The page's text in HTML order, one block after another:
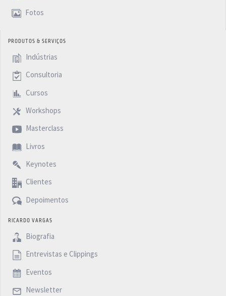
Fotos
PRODUTOS & SERVIÇOS
Indústrias
Consultoria
Cursos
Workshops
Masterclass
Livros
Keynotes
Clientes
Depoimentos
RICARDO VARGAS
Biografia
Entrevistas e Clippings
Eventos
Newsletter